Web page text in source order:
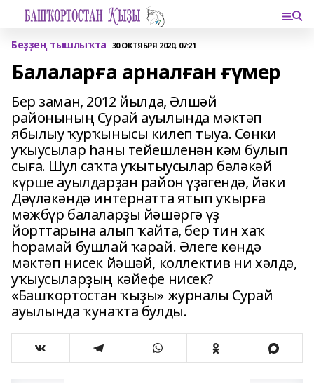
Беҙҙең тышлыҡта 30 ОКТЯБРЯ 2020, 07:21
Балаларға арналған ғүмер
Бер заман, 2012 йылда, Әлшәй
районының Сурай ауылында мәктәп
ябылыу ҡурҡынысы килеп тыуа. Сөнки
уҡыусылар һаны тейешленән кәм булып
сыға. Шул саҡта уҡытыусылар бәләкәй
күрше ауылдарҙан район үҙәгендә, йәки
Дәүләкәндә интернатта ятып уҡырға
мәжбүр балаларҙы йәшәргә үҙ
йорттарына алып ҡайта, бер тин хаҡ
һорамай бушлай ҡарай. Әлеге көндә
мәктәп нисек йәшәй, коллектив ни хәлдә,
уҡыусыларҙың кәйефе нисек?
«Башҡортостан ҡыҙы» журналы Сурай
ауылында ҡунаҡта булды.